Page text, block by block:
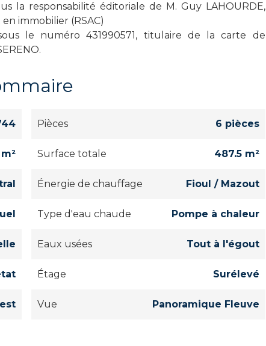
la responsabilité éditoriale de M. Guy LAHOURDE,
immobilier (RSAC)
le numéro 431990571, titulaire de la carte de
Pièces 6 pièces
Surface totale 487.5 m²
Énergie de chauffage Fioul / Mazout
Type d'eau chaude Pompe à chaleur
Eaux usées Tout à l'égout
Étage Surélevé
Vue Panoramique Fleuve